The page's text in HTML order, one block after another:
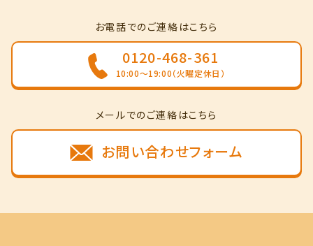
お電話でのご連絡はこちら
0120-468-361
10:00～19:00（火曜定休日）
メールでのご連絡はこちら
お問い合わせフォーム